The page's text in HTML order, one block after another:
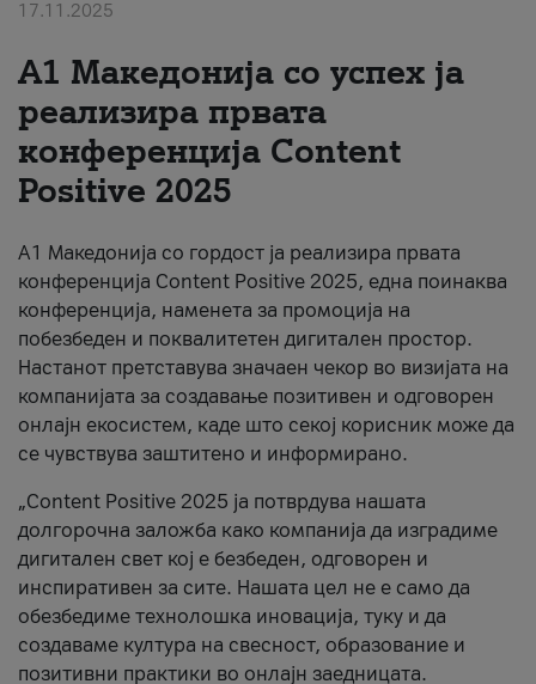
#ПодобарОнлајн
17.11.2025
А1 Македонија со успех ја
реализира првата
конференција Content
Positive 2025
А1 Македонија со гордост ја реализира првата
конференција Content Positive 2025, една поинаква
конференција, наменета за промоција на
побезбеден и поквалитетен дигитален простор.
Настанот претставува значаен чекор во визијата на
компанијата за создавање позитивен и одговорен
онлајн екосистем, каде што секој корисник може да
се чувствува заштитено и информирано.
„Content Positive 2025 ја потврдува нашата
долгорочна заложба како компанија да изградиме
дигитален свет кој е безбеден, одговорен и
инспиративен за сите. Нашата цел не е само да
обезбедиме технолошка иновација, туку и да
создаваме култура на свесност, образование и
позитивни практики во онлајн заедницата.